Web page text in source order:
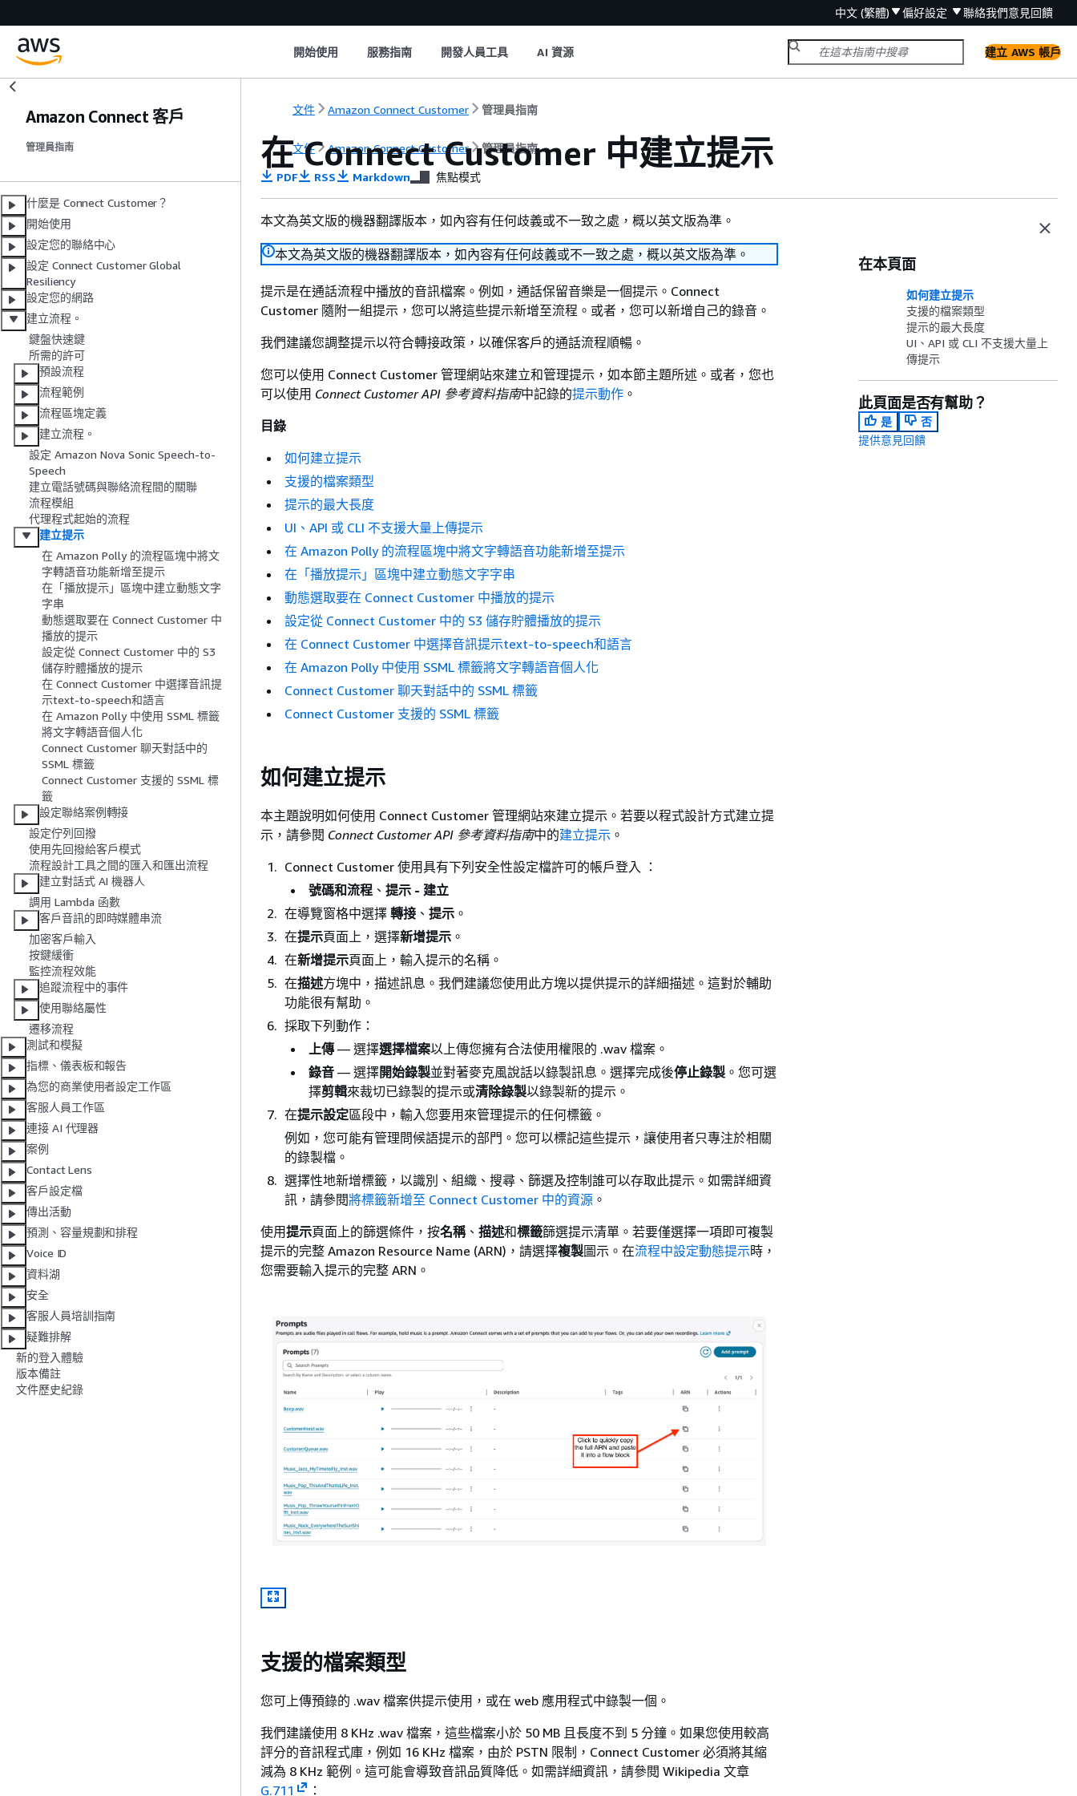
中文 (繁體) 偏好設定 聯絡我們意見回饋
開始使用 服務指南 開發人員工具 AI 資源 建立 AWS 帳戶
Amazon Connect 客戶
管理員指南
什麼是 Connect Customer？
開始使用
設定您的聯絡中心
設定 Connect Customer Global
Resiliency
設定您的網路
建立流程。
鍵盤快速鍵
所需的許可
預設流程
流程範例
流程區塊定義
建立流程。
設定 Amazon Nova Sonic Speech-to-
Speech
建立電話號碼與聯絡流程間的關聯
流程模組
代理程式起始的流程
建立提示
在 Amazon Polly 的流程區塊中將文
字轉語音功能新增至提示
在「播放提示」區塊中建立動態文字
字串
動態選取要在 Connect Customer 中
播放的提示
設定從 Connect Customer 中的 S3
儲存貯體播放的提示
在 Connect Customer 中選擇音訊提
示text-to-speech和語言
在 Amazon Polly 中使用 SSML 標籤
將文字轉語音個人化
Connect Customer 聊天對話中的
SSML 標籤
Connect Customer 支援的 SSML 標
籤
設定聯絡案例轉接
設定佇列回撥
使用先回撥給客戶模式
流程設計工具之間的匯入和匯出流程
建立對話式 AI 機器人
調用 Lambda 函數
客戶音訊的即時媒體串流
加密客戶輸入
按鍵緩衝
監控流程效能
追蹤流程中的事件
使用聯絡屬性
遷移流程
測試和模擬
指標、儀表板和報告
為您的商業使用者設定工作區
客服人員工作區
連接 AI 代理器
案例
Contact Lens
客戶設定檔
傳出活動
預測、容量規劃和排程
Voice ID
資料湖
安全
客服人員培訓指南
疑難排解
新的登入體驗
版本備註
文件歷史紀錄
文件 Amazon Connect Customer 管理員指南
文件 Amazon Connect Customer 管理員指南
在 Connect Customer 中建立提示
PDF RSS Markdown 焦點模式
本文為英文版的機器翻譯版本，如內容有任何歧義或不一致之處，概以英文版為準。
本文為英文版的機器翻譯版本，如內容有任何歧義或不一致之處，概以英文版為準。
提示是在通話流程中播放的音訊檔案。例如，通話保留音樂是一個提示。Connect
Customer 隨附一組提示，您可以將這些提示新增至流程。或者，您可以新增自己的錄音。
我們建議您調整提示以符合轉接政策，以確保客戶的通話流程順暢。
您可以使用 Connect Customer 管理網站來建立和管理提示，如本節主題所述。或者，您也
可以使用 Connect Customer API 參考資料指南中記錄的提示動作 。
目錄
如何建立提示
支援的檔案類型
提示的最大長度
UI、API 或 CLI 不支援大量上傳提示
在 Amazon Polly 的流程區塊中將文字轉語音功能新增至提示
在「播放提示」區塊中建立動態文字字串
動態選取要在 Connect Customer 中播放的提示
設定從 Connect Customer 中的 S3 儲存貯體播放的提示
在 Connect Customer 中選擇音訊提示text-to-speech和語言
在 Amazon Polly 中使用 SSML 標籤將文字轉語音個人化
Connect Customer 聊天對話中的 SSML 標籤
Connect Customer 支援的 SSML 標籤
如何建立提示
本主題說明如何使用 Connect Customer 管理網站來建立提示。若要以程式設計方式建立提
示，請參閱 Connect Customer API 參考資料指南中的建立提示 。
Connect Customer 使用具有下列安全性設定檔許可的帳戶登入 ：
號碼和流程 、 提示 - 建立
在導覽窗格中選擇 轉接 、 提示 。
在提示頁面上，選擇新增提示 。
在新增提示頁面上，輸入提示的名稱。
在描述方塊中，描述訊息。我們建議您使用此方塊以提供提示的詳細描述。這對於輔助
功能很有幫助。
採取下列動作：
上傳 — 選擇選擇檔案以上傳您擁有合法使用權限的 .wav 檔案。
錄音 — 選擇開始錄製並對著麥克風說話以錄製訊息。選擇完成後停止錄製 。您可選
擇剪輯來裁切已錄製的提示或清除錄製以錄製新的提示。
在提示設定區段中，輸入您要用來管理提示的任何標籤。
例如，您可能有管理問候語提示的部門。您可以標記這些提示，讓使用者只專注於相關
的錄製檔。
選擇性地新增標籤，以識別、組織、搜尋、篩選及控制誰可以存取此提示。如需詳細資
訊，請參閱將標籤新增至 Connect Customer 中的資源 。
使用提示頁面上的篩選條件，按名稱、 描述和標籤篩選提示清單。若要僅選擇一項即可複製
提示的完整 Amazon Resource Name (ARN)，請選擇複製圖示。在流程中設定動態提示時，
您需要輸入提示的完整 ARN。
支援的檔案類型
您可上傳預錄的 .wav 檔案供提示使用，或在 web 應用程式中錄製一個。
我們建議使用 8 KHz .wav 檔案，這些檔案小於 50 MB 且長度不到 5 分鐘。如果您使用較高
評分的音訊程式庫，例如 16 KHz 檔案，由於 PSTN 限制，Connect Customer 必須將其縮
減為 8 KHz 範例。這可能會導致音訊品質降低。如需詳細資訊，請參閱 Wikipedia 文章
G.711
：
在本頁面
如何建立提示
支援的檔案類型
提示的最大長度
UI、API 或 CLI 不支援大量上
傳提示
此頁面是否有幫助？
是
否
提供意見回饋